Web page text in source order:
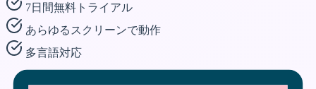
7日間無料トライアル
あらゆるスクリーンで動作
多言語対応